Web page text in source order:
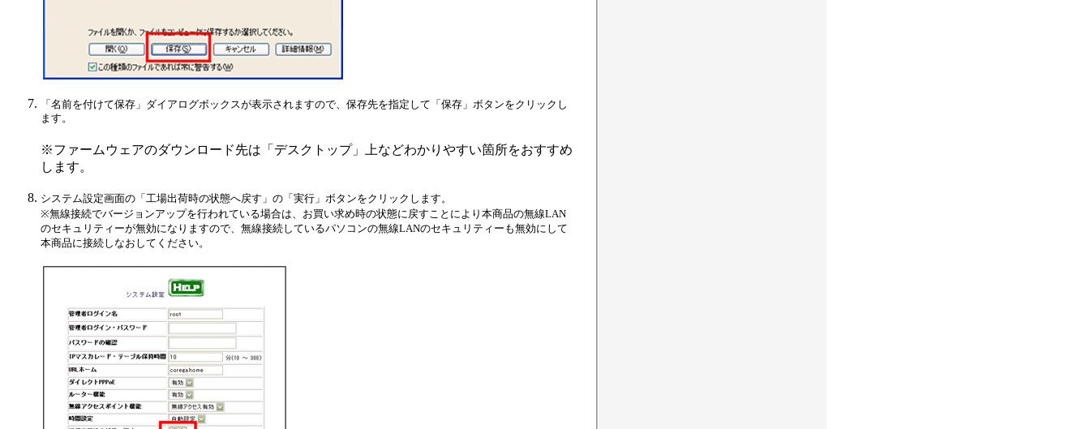
「名前を付けて保存」ダイアログボックスが表示されますので、保存先を指定して「保存」ボタンをクリックし
ます。
※ファームウェアのダウンロード先は「デスクトップ」上などわかりやすい箇所をおすすめ
します。
システム設定画面の「工場出荷時の状態へ戻す」の「実行」ボタンをクリックします。
※無線接続でバージョンアップを行われている場合は、お買い求め時の状態に戻すことにより本商品の無線LAN
のセキュリティーが無効になりますので、無線接続しているパソコンの無線LANのセキュリティーも無効にして
本商品に接続しなおしてください。